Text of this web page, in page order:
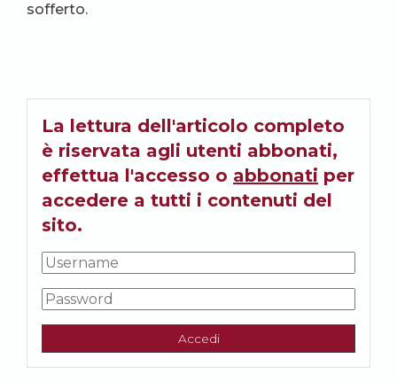
sofferto.
La lettura dell'articolo completo
è riservata agli utenti abbonati,
effettua l'accesso o abbonati per
accedere a tutti i contenuti del
sito.
Accedi